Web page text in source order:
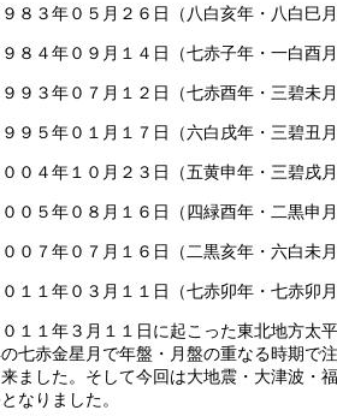
８３年０５月２６日（八白亥年・八白巳
８４年０９月１４日（七赤子年・一白酉
９３年０７月１２日（七赤酉年・三碧未
９５年０１月１７日（六白戌年・三碧丑
０４年１０月２３日（五黄申年・三碧戌
０５年０８月１６日（四緑酉年・二黒申
０７年０７月１６日（二黒亥年・六白未
１１年０３月１１日（七赤卯年・七赤卯
１１年３月１１日に起こった東北地方太
七赤金星月で年盤・月盤の重なる時期で
ました。そして今回は大地震・大津波・
なりました。